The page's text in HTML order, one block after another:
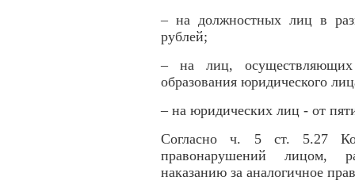
– на должностных лиц в
рублей;
– на лиц, осуществляющих
образования юридического
– на юридических лиц - от
Согласно ч. 5 ст. 5.27
правонарушений лицом,
наказанию за аналогичное